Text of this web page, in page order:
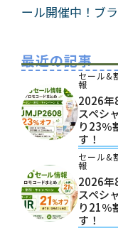
ール開催中！ブ
最近の記事
セール&
報
2026年
スペシ
り23％
す！
セール&
報
2026年
スペシ
り21％
す！